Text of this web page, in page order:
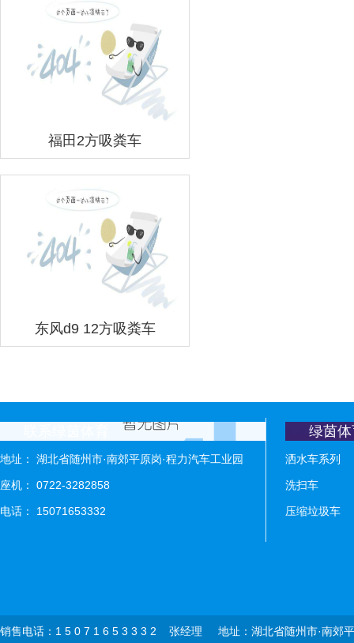
福田2方吸粪车
东风d9 12方吸粪车
地址： 湖北省随州市·南郊平原岗·程力汽车工业园
座机： 0722-3282858
电话： 15071653332
绿茵
洒水车系列
洗扫车
压缩垃圾车
销售电话：1 5 0 7 1 6 5 3 3 3 2 张经理 地址：湖北省随州市·南郊